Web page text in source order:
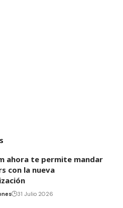
ahora te permite mandar
con la nueva
31 Julio 2026